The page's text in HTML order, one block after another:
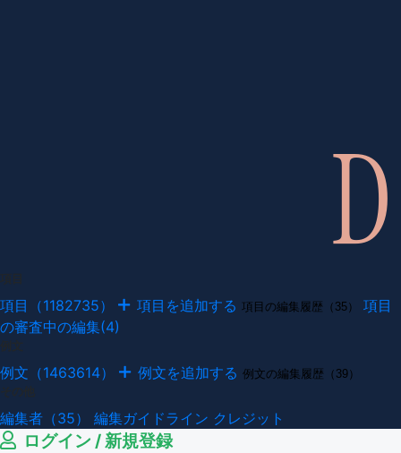
項目（1182735） 項目を追加する 項目の編集履歴（35）
項目
の審査中の編集(4)
例文（1463614） 例文を追加する 例文の編集履歴（39）
編集者（35） 編集ガイドライン クレジット
ログイン / 新規登録